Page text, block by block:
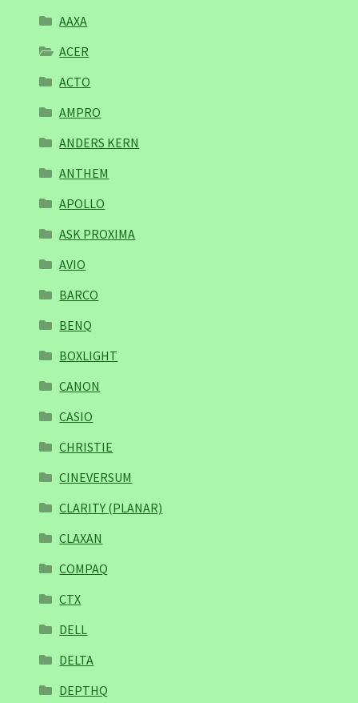
AAXA
ACER
ACTO
AMPRO
ANDERS KERN
ANTHEM
APOLLO
ASK PROXIMA
AVIO
BARCO
BENQ
BOXLIGHT
CANON
CASIO
CHRISTIE
CINEVERSUM
CLARITY (PLANAR)
CLAXAN
COMPAQ
CTX
DELL
DELTA
DEPTHQ